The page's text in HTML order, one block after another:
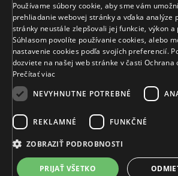
VŠETKO O NÁKUPE
KONTAKT
Naše klenotníctva
Sídlo spoločnosti
© MIKUŠ DIAMONDS, A.S. 2026. VŠETKY
Používame súbory cookie, aby sme vám
prehliadanie webovej stránky a vďaka analýze
stránky neustále zlepšovali jej funkcie, výkon a
Súhlasom povolíte používanie cookies, alebo
nastavenie cookies podľa svojích preferencií.
dozviete na našej web stránke v časti Ochrana
Prečítať viac
NEVYHNUTNE POTREBNÉ
REKLAMNÉ FUNKČNÉ
ZOBRAZIŤ PODROBNOSTI
PRIJAŤ VŠETKO